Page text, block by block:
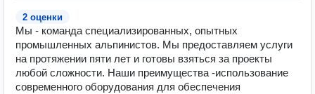
2 оценки
Мы - команда специализированных, опытных
промышленных альпинистов. Мы предоставляем услуги
на протяжении пяти лет и готовы взяться за проекты
любой сложности. Наши преимущества -использование
современного оборудования для обеспечения